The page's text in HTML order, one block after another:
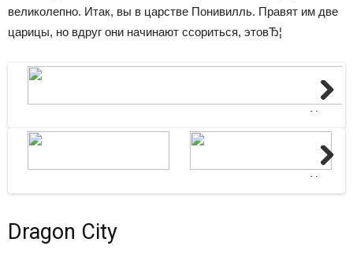
великолепно. Итак, вы в царстве Понивилль. Правят им две
царицы, но вдруг они начинают ссориться, этовЂ¦
Next
Next
Dragon City